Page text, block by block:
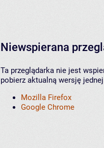
Niewspierana
Ta przeglądarka nie jest
pobierz aktualną wersję
Mozilla Firefox
Google Chrome